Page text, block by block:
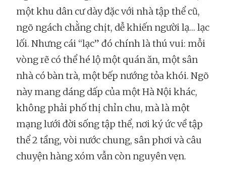
một khu dân cư dày đặc với nhà tập thể cũ,
ngõ ngách chằng chịt, dễ khiến người lạ… lạc
lối. Nhưng cái “lạc” đó chính là thú vui: mỗi
vòng rẽ có thể hé lộ một quán ăn, một sân
nhà có bàn trà, một bếp nướng tỏa khói. Ngõ
này mang dáng dấp của một Hà Nội khác,
không phải phố thị chỉn chu, mà là một
mạng lưới đời sống tập thể, nơi ký ức về tập
thể 2 tầng, vòi nước chung, sân phơi và câu
chuyện hàng xóm vẫn còn nguyên vẹn.